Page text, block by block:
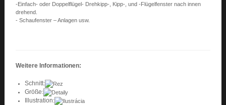
-Einfach- oder Doppelflügel- Drehkipp-, Kipp-, und -Flügelfenster nach innen
drehend.
- Schaufenster – Anlagen usw.
Weitere Informationen:
Schnitt:
Größe:
Illustration: